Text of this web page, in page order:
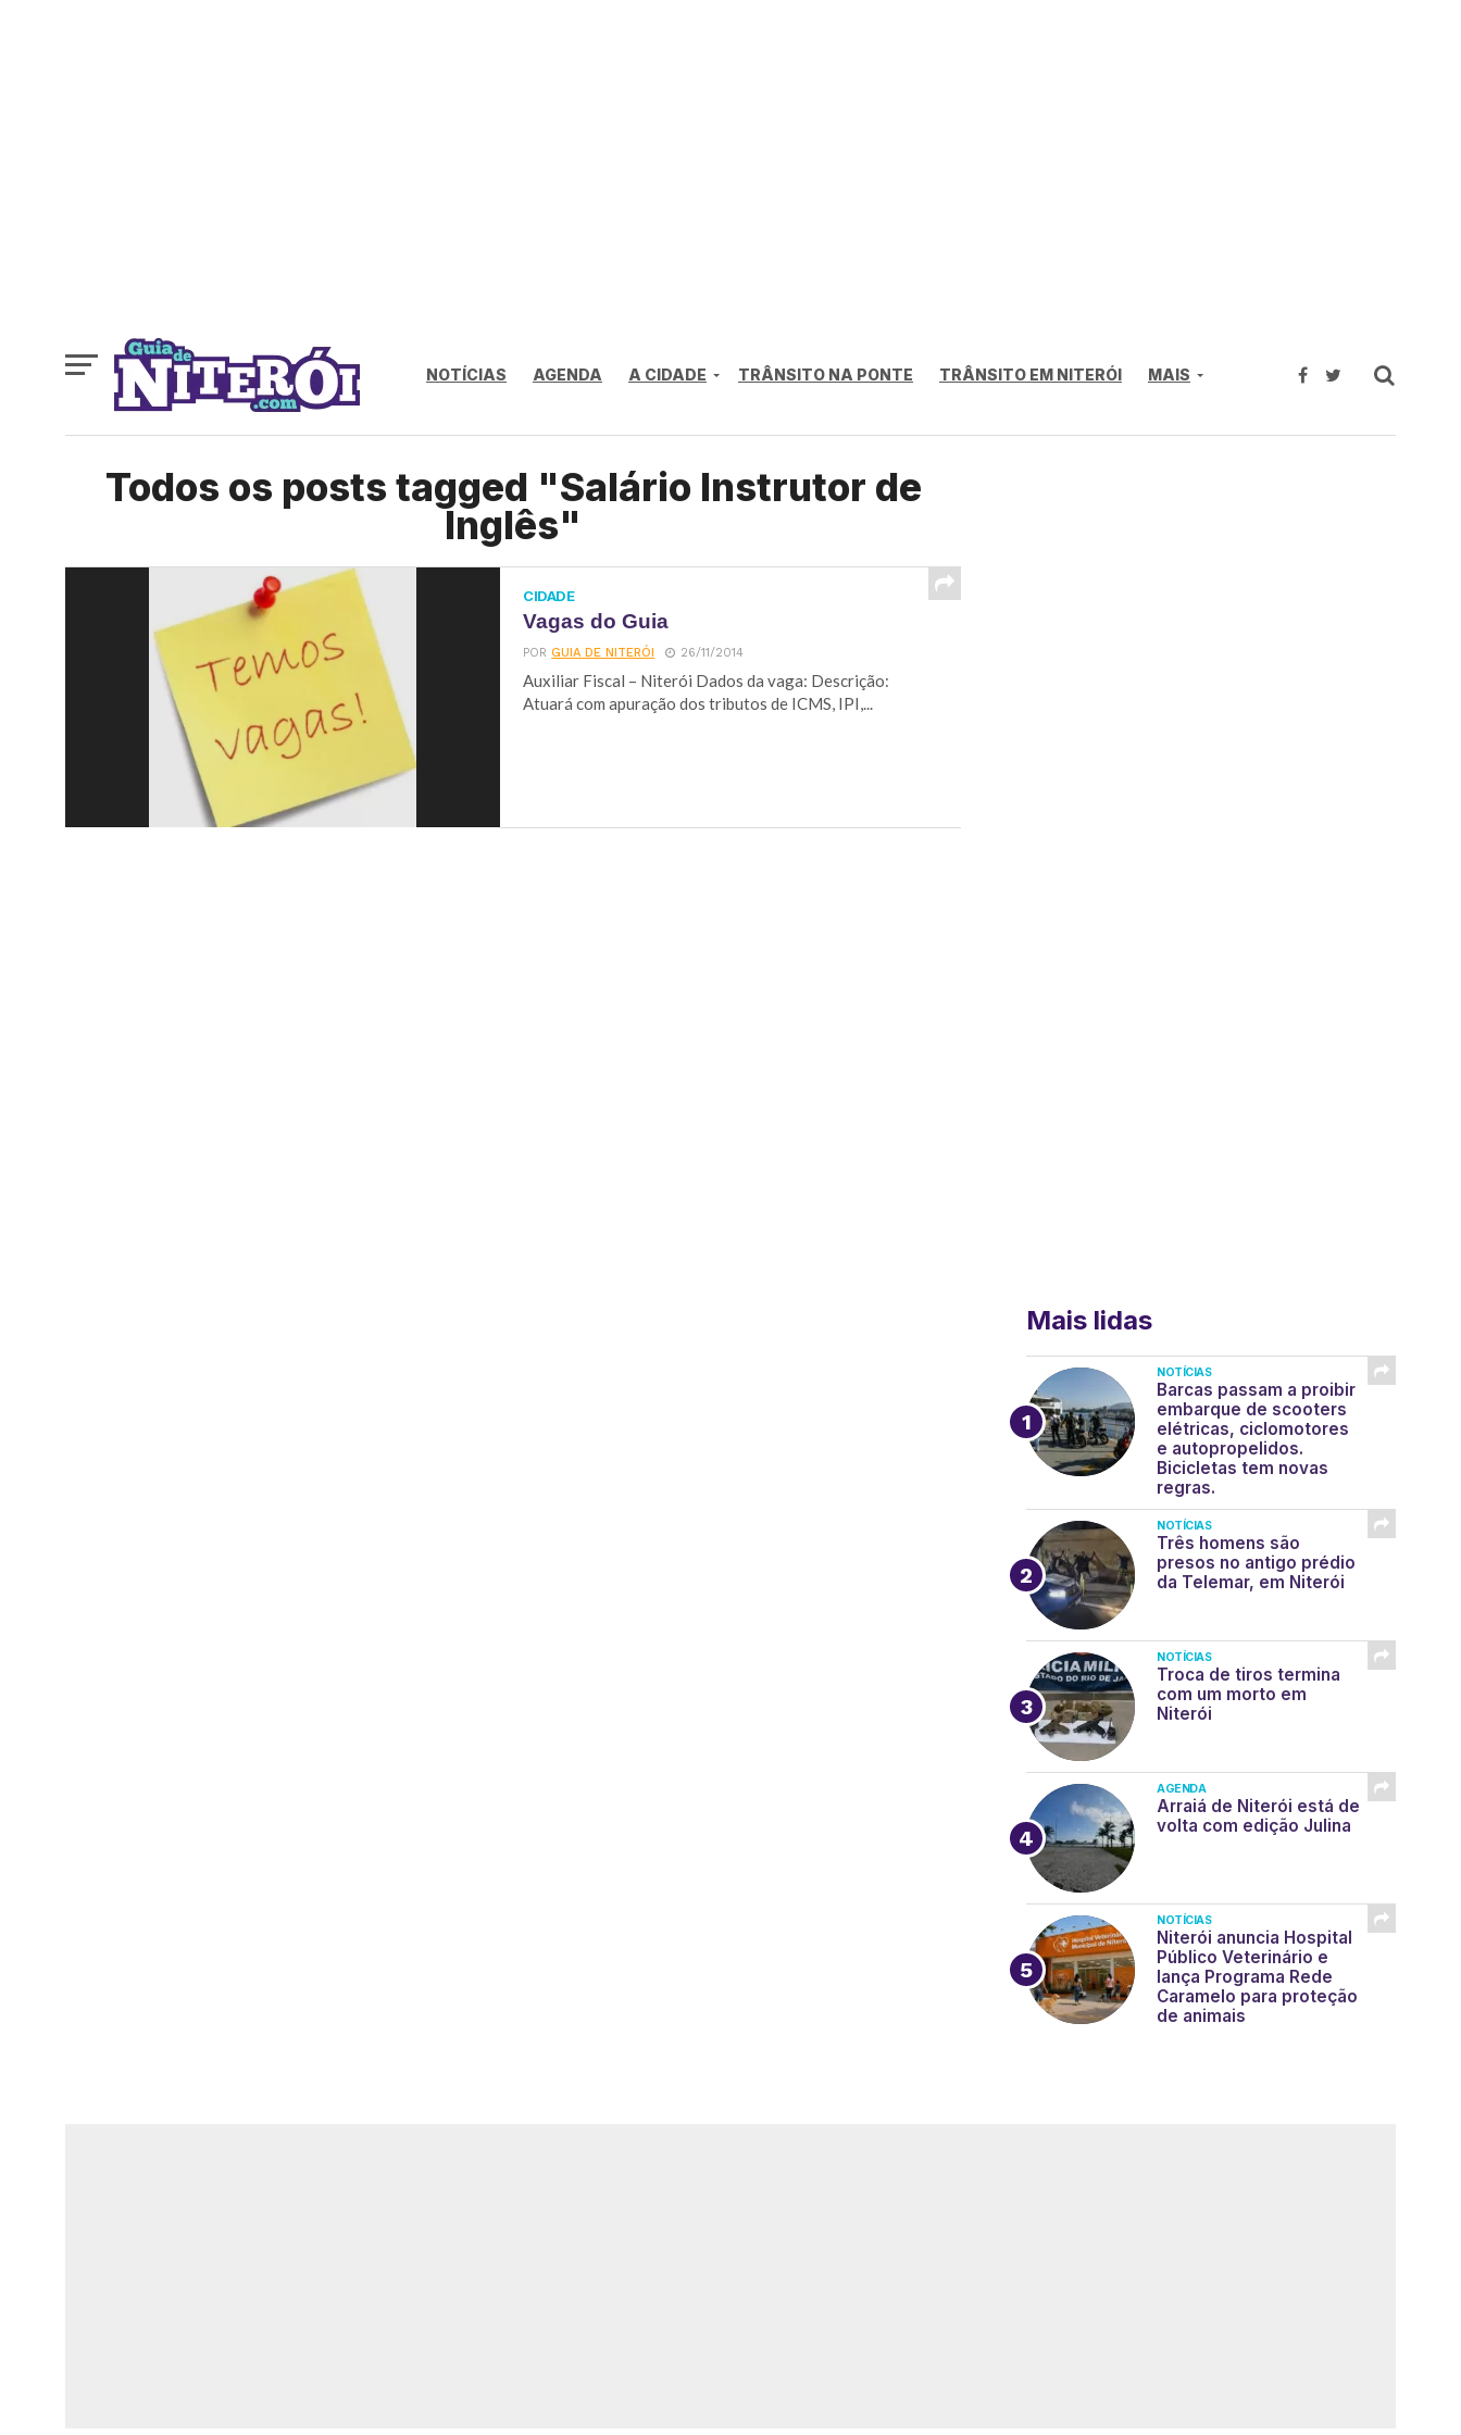
NOTÍCIAS AGENDA A CIDADE TRÂNSITO NA PONTE TRÂNSITO EM NITERÓI MAIS
Todos os posts tagged "Salário Instrutor de
Inglês"
CIDADE
Vagas do Guia
PORGUIA DE NITERÓI 26/11/2014
Auxiliar Fiscal – Niterói Dados da vaga: Descrição:
Atuará com apuração dos tributos de ICMS, IPI,...
Mais lidas
NOTÍCIAS
Barcas passam a proibir
embarque de scooters
elétricas, ciclomotores
e autopropelidos.
Bicicletas tem novas
regras.
NOTÍCIAS
Três homens são
presos no antigo prédio
da Telemar, em Niterói
NOTÍCIAS
Troca de tiros termina
com um morto em
Niterói
AGENDA
Arraiá de Niterói está de
volta com edição Julina
NOTÍCIAS
Niterói anuncia Hospital
Público Veterinário e
lança Programa Rede
Caramelo para proteção
de animais